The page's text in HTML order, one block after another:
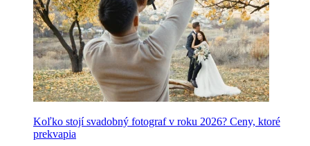
Koľko stojí svadobný fotograf v roku 2026? Ceny, ktoré
prekvapia